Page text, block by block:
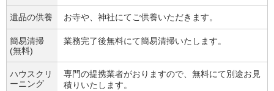
遺品の供養 お寺や、神社にてご供養いただきます。
簡易清掃
(無料)
業務完了後無料にて簡易清掃いたします。
ハウスクリ
ーニング
専門の提携業者がおりますので、無料にて別途お見
積りいたします。